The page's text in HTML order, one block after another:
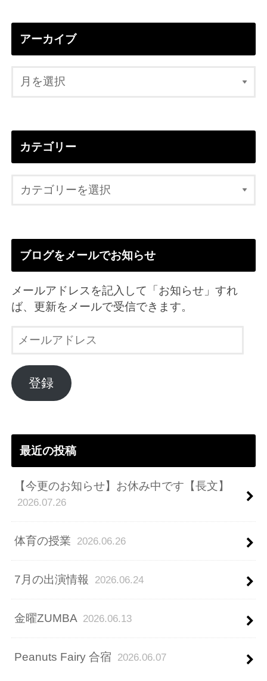
アーカイブ
カテゴリー
ブログをメールでお知らせ
メールアドレスを記入して「お知らせ」すれ
ば、更新をメールで受信できます。
ル
ア
ド
登録
最近の投稿
【今更のお知らせ】お休み中です【長文】
2026.07.26
体育の授業 2026.06.26
7月の出演情報 2026.06.24
金曜ZUMBA 2026.06.13
Peanuts Fairy 合宿 2026.06.07